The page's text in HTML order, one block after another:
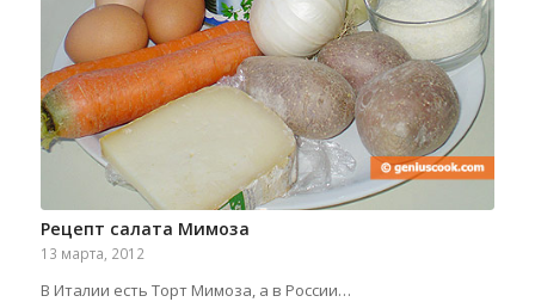
Рецепт салата Мимоза
13 марта, 2012
В Италии есть Торт Мимоза, а в России…